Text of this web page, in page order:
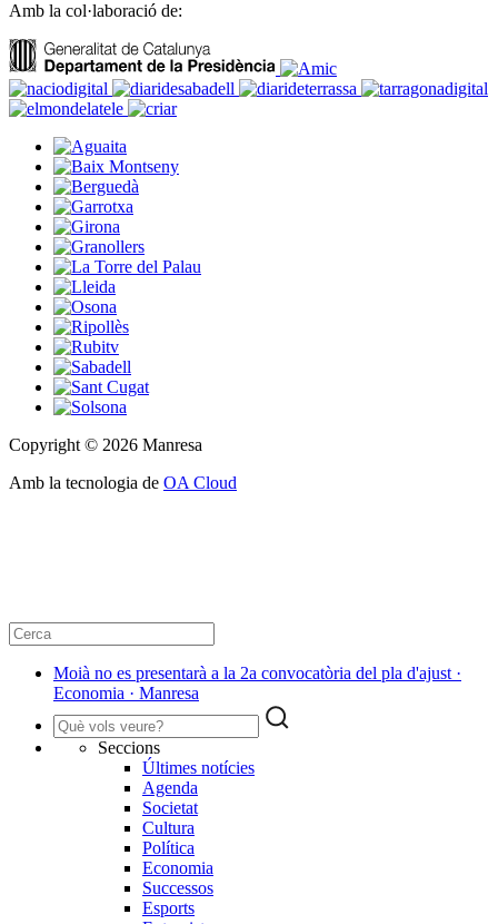
Amb la col·laboració de:
Copyright © 2026 Manresa
Amb la tecnologia de OA Cloud
Moià no es presentarà a la 2a convocatòria del pla d'ajust ·
Economia · Manresa
Seccions
Últimes notícies
Agenda
Societat
Cultura
Política
Economia
Successos
Esports